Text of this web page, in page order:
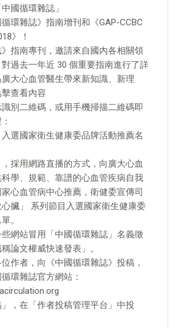
國循環雜誌」
環雜誌》指南增刊和《GAP-CCBC
》！
》指南專刊，邀請來自國內各相關領
過去一年近 30 個重要指南進行了詳
大心血管醫生帶來新知識、新理
查看內容
別二維碼，或用手機掃描二維碼即
入選國家衛生健康委品牌活動推薦名
，採用網路直播的方式，向廣大心血
學、規範、靠譜的心血管疾病自我
心血管病中心推薦，衛健委宣傳司
臟」 系列節目入選國家衛生健康委
。
網站冒用「中國循環雜誌」名義徵
論文權威快速發表」。
作者，向《中國循環雜誌》投稿，
環雜誌官方網站：
，在「作者投稿管理平台」中投